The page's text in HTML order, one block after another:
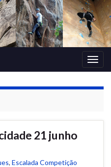
21 junho
, Escalada Competição